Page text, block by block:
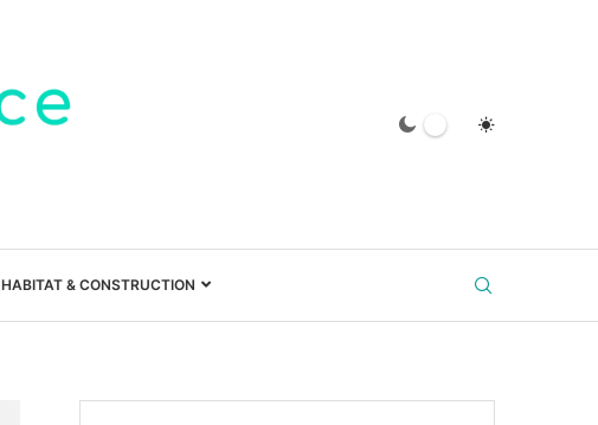
HABITAT & CONSTRUCTION